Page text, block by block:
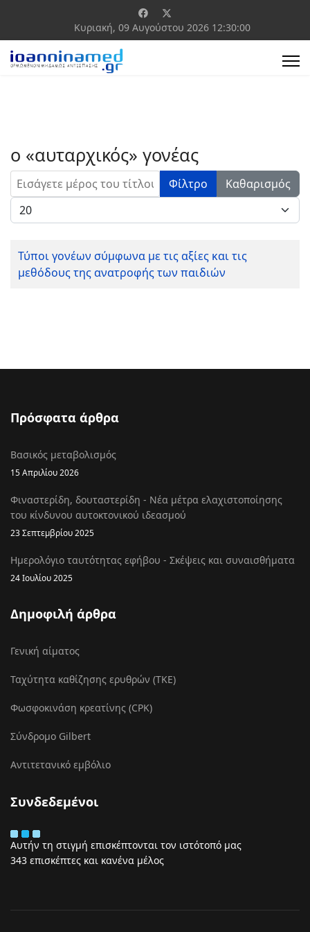
Κυριακή, 09 Αυγούστου 2026 12:30:00
ο «αυταρχικός» γονέας
Εισάγετε μέρος του τίτλου. Φίλτρο
Καθαρισμός
Εμφάνιση #
Τύποι γονέων σύμφωνα με τις αξίες και τις
μεθόδους της ανατροφής των παιδιών
Πρόσφατα άρθρα
Βασικός μεταβολισμός
15 Απριλίου 2026
Φιναστερίδη, δουταστερίδη - Νέα μέτρα ελαχιστοποίησης
του κίνδυνου αυτοκτονικού ιδεασμού
23 Σεπτεμβρίου 2025
Ημερολόγιο ταυτότητας εφήβου - Σκέψεις και συναισθήματα
24 Ιουλίου 2025
Δημοφιλή άρθρα
Γενική αίματος
Ταχύτητα καθίζησης ερυθρών (ΤΚΕ)
Φωσφοκινάση κρεατίνης (CPK)
Σύνδρομο Gilbert
Αντιτετανικό εμβόλιο
Συνδεδεμένοι
Αυτήν τη στιγμή επισκέπτονται τον ιστότοπό μας
343 επισκέπτες και κανένα μέλος